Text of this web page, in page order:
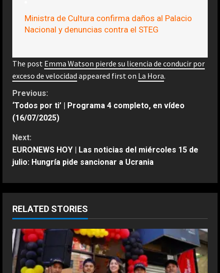
Ministra de Cultura confirma daños al Palacio
Nacional y denuncias contra el STEG
The post Emma Watson pierde su licencia de conducir por
exceso de velocidad appeared first on La Hora.
C
o
n
t
i
u
e
R
Previous:
‘Todos por ti’ | Programa 4 completo, en vídeo
(16/07/2025)
Next:
EURONEWS HOY | Las noticias del miércoles 15 de
julio: Hungría pide sancionar a Ucrania
RELATED STORIES